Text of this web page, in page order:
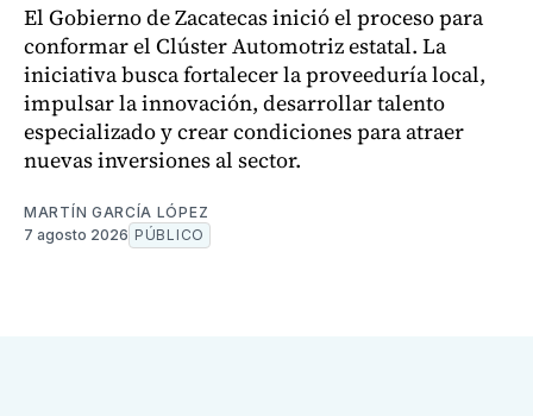
El Gobierno de Zacatecas inició el proceso para
conformar el Clúster Automotriz estatal. La
iniciativa busca fortalecer la proveeduría local,
impulsar la innovación, desarrollar talento
especializado y crear condiciones para atraer
nuevas inversiones al sector.
MARTÍN GARCÍA LÓPEZ
7 agosto 2026 PÚBLICO